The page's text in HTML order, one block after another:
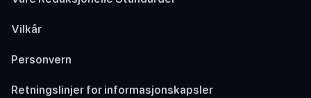
Vilkår
Personvern
Retningslinjer for informasjonskapsler